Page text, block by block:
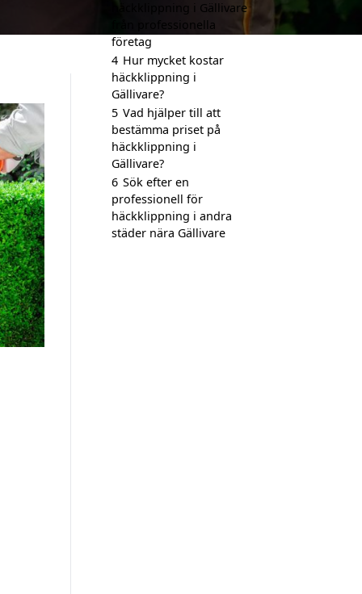
häckklippning i Gällivare
från professionella
företag
4 Hur mycket kostar
häckklippning i
Gällivare?
5 Vad hjälper till att
bestämma priset på
häckklippning i
Gällivare?
6 Sök efter en
professionell för
häckklippning i andra
städer nära Gällivare